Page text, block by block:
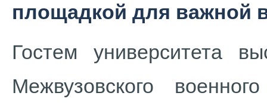
площадкой для важной
Гостем университета
Межвузовского